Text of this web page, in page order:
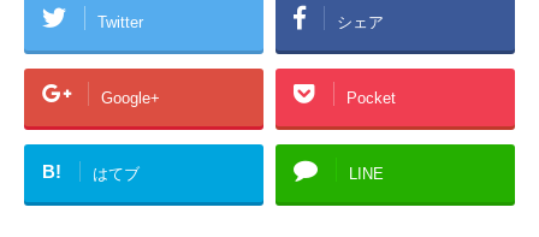
Twitter シェア
Google+ Pocket
B! はてブ LINE